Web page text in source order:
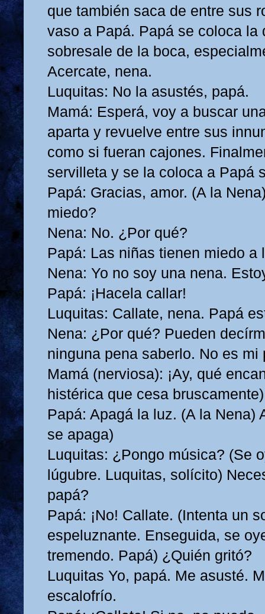
que también saca de entre sus
vaso a Papá. Papá se coloca la
sobresale de la boca,
Acercate, nena.
Luquitas: No la asustés, papá.
Mamá: Esperá, voy a buscar
aparta y revuelve entre sus
como si fueran cajones.
servilleta y se la coloca a Papá
Papá: Gracias, amor. (A la
miedo?
Nena: No. ¿Por qué?
Papá: Las niñas tienen miedo
Nena: Yo no soy una nena.
Papá: ¡Hacela callar!
Luquitas: Callate, nena. Papá
Nena: ¿Por qué? Pueden
ninguna pena saberlo. No es
Mamá (nerviosa): ¡Ay, qué
histérica que cesa
Papá: Apagá la luz. (A la Nena)
se apaga)
Luquitas: ¿Pongo música? (Se
lúgubre. Luquitas, solícito)
papá?
Papá: ¡No! Callate. (Intenta un
espeluznante. Enseguida, se
tremendo. Papá) ¿Quién gritó?
Luquitas Yo, papá. Me asusté.
escalofrío.